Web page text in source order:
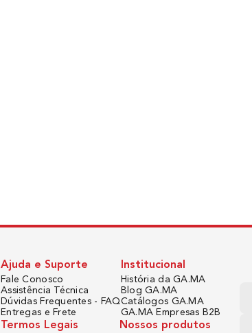
Ajuda e Suporte
Fale Conosco
Assistência Técnica
Dúvidas Frequentes - FAQ
Entregas e Frete
Institucional
História da GA.MA
Blog GA.MA
Catálogos GA.MA
GA.MA Empresas B2B
Termos Legais Nossos produtos